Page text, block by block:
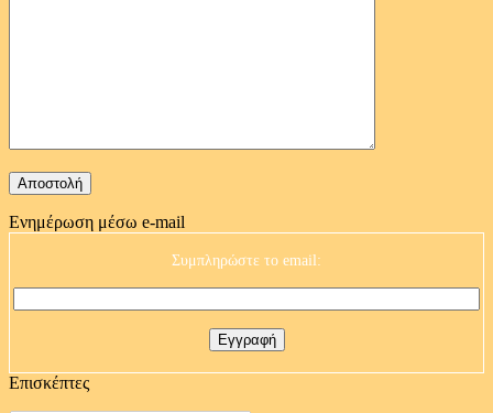
Ενημέρωση μέσω e-mail
Συμπληρώστε το email:
Επισκέπτες